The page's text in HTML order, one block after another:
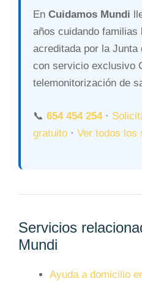
En Cuidamos Mundi
años cuidando
acreditada por la Junta
con servicio exclusivo
telemonitorización de
📞 654 454 254·
gratuito · Ver todos los
Servicios
Mundi
Ayuda a domicilio